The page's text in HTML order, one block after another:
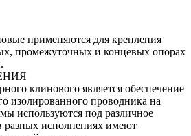
применяются для крепления
промежуточных и концевых опорах
клинового является обеспечение
изолированного проводника на
используются под различное
разных исполнениях имеют